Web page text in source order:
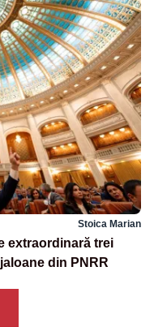
Stoica Marian
extraordinară trei
din PNRR